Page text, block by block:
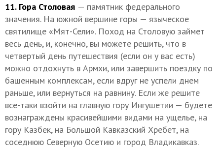
11. Гора Столовая — памятник федерального
значения. На южной вершине горы — языческое
святилище «Мят-Сели». Поход на Столовую займет
весь день, и, конечно, вы можете решить, что в
четвертый день путешествия (если он у вас есть)
можно отдохнуть в Армхи, или завершить поездку по
башенным комплексам, если вдруг не успели днем
раньше, или вернуться на равнину. Если же решите
все-таки взойти на главную гору Ингушетии — будете
вознаграждены красивейшими видами на ущелье, на
гору Казбек, на Большой Кавказский Хребет, на
соседнюю Северную Осетию и город Владикавказ.